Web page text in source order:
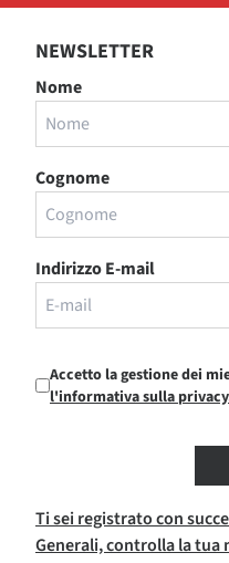
NEWSLETTER
Nome
Cognome
Indirizzo E-mail
Accetto la gestione dei
l'informativa sulla
Ti sei registrato con
Generali, controlla la tua